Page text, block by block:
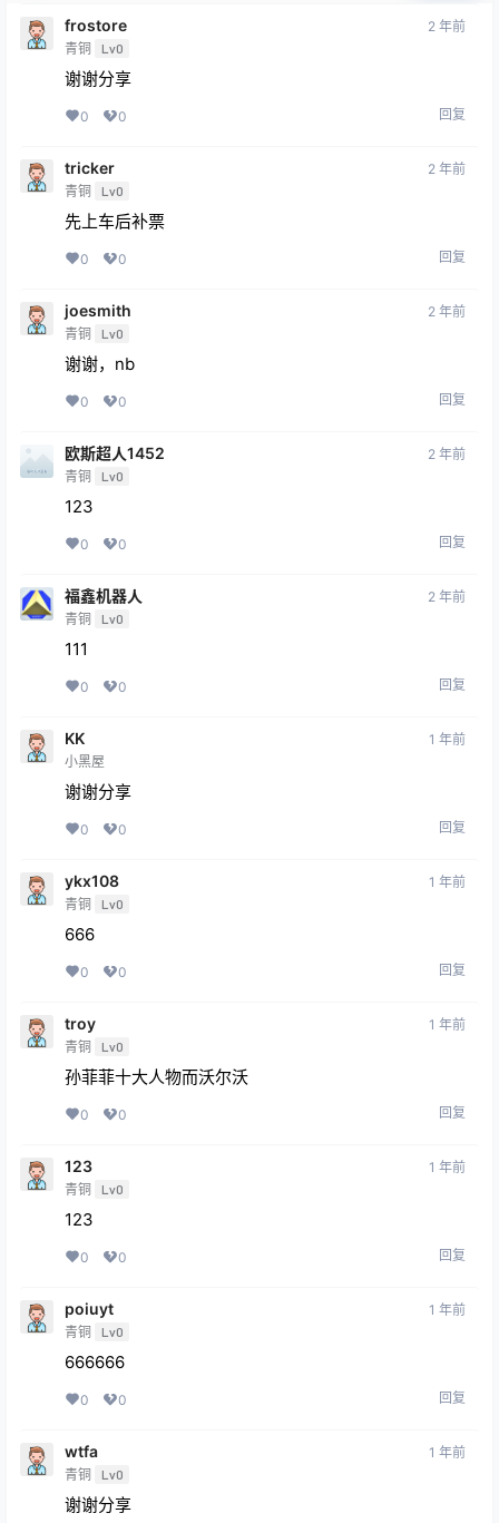
frostore
青铜 Lv0
2 年前
谢谢分享
0 0 回复
tricker
青铜 Lv0
2 年前
先上车后补票
0 0 回复
joesmith
青铜 Lv0
2 年前
谢谢，nb
0 0 回复
欧斯超人1452
青铜 Lv0
2 年前
123
0 0 回复
福鑫机器人
青铜 Lv0
2 年前
111
0 0 回复
KK
小黑屋
1 年前
谢谢分享
0 0 回复
ykx108
青铜 Lv0
1 年前
666
0 0 回复
troy
青铜 Lv0
1 年前
孙菲菲十大人物而沃尔沃
0 0 回复
123
青铜 Lv0
1 年前
123
0 0 回复
poiuyt
青铜 Lv0
1 年前
666666
0 0 回复
wtfa
青铜 Lv0
1 年前
谢谢分享